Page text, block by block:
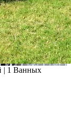
| 1 Ванных